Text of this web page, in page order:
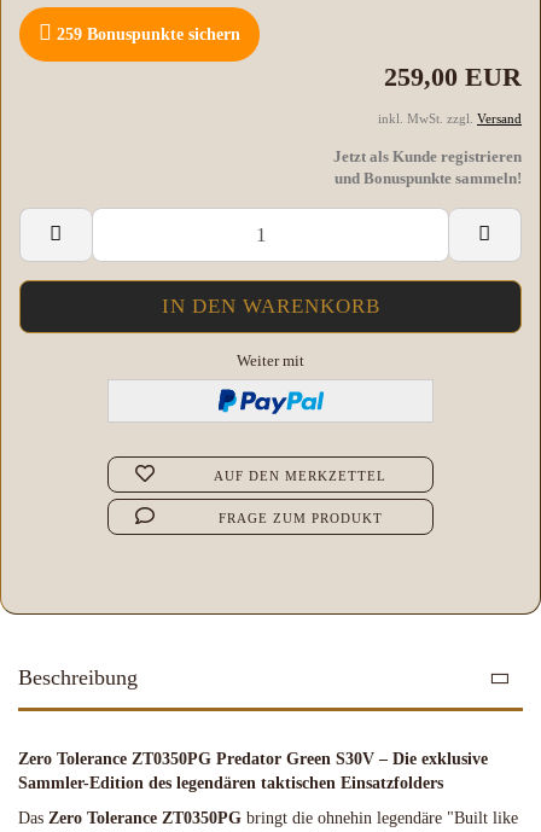
259 Bonuspunkte sichern
259,00 EUR
inkl. MwSt. zzgl. Versand
Jetzt als Kunde registrieren
und Bonuspunkte sammeln!
Weiter mit
AUF DEN MERKZETTEL
FRAGE ZUM PRODUKT
Beschreibung
Zero Tolerance ZT0350PG Predator Green S30V – Die exklusive
Sammler-Edition des legendären taktischen Einsatzfolders
Das Zero Tolerance ZT0350PG bringt die ohnehin legendäre "Built like